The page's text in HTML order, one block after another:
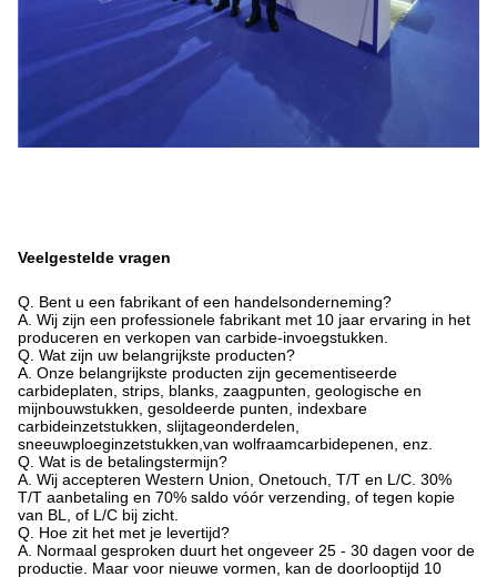
Veelgestelde vragen
Q. Bent u een fabrikant of een handelsonderneming?
A. Wij zijn een professionele fabrikant met 10 jaar ervaring in het
produceren en verkopen van carbide-invoegstukken.
Q. Wat zijn uw belangrijkste producten?
A. Onze belangrijkste producten zijn gecementiseerde
carbideplaten, strips, blanks, zaagpunten, geologische en
mijnbouwstukken, gesoldeerde punten, indexbare
carbideinzetstukken, slijtageonderdelen,
sneeuwploeginzetstukken,van wolfraamcarbidepenen, enz.
Q. Wat is de betalingstermijn?
A. Wij accepteren Western Union, Onetouch, T/T en L/C. 30%
T/T aanbetaling en 70% saldo vóór verzending, of tegen kopie
van BL, of L/C bij zicht.
Q. Hoe zit het met je levertijd?
A. Normaal gesproken duurt het ongeveer 25 - 30 dagen voor de
productie. Maar voor nieuwe vormen, kan de doorlooptijd 10